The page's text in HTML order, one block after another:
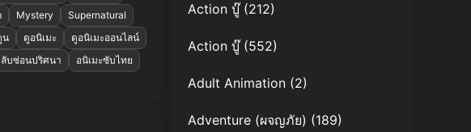
Mystery
Supernatural
น ดูอนิเมะ
ดูอนิเมะออนไลน์
บซ่อนปริศนา อนิเมะซับไทย
Action บู๊(212)
Action บู๊(552)
Adult Animation (2)
Adventure (ผจญภัย) (189)